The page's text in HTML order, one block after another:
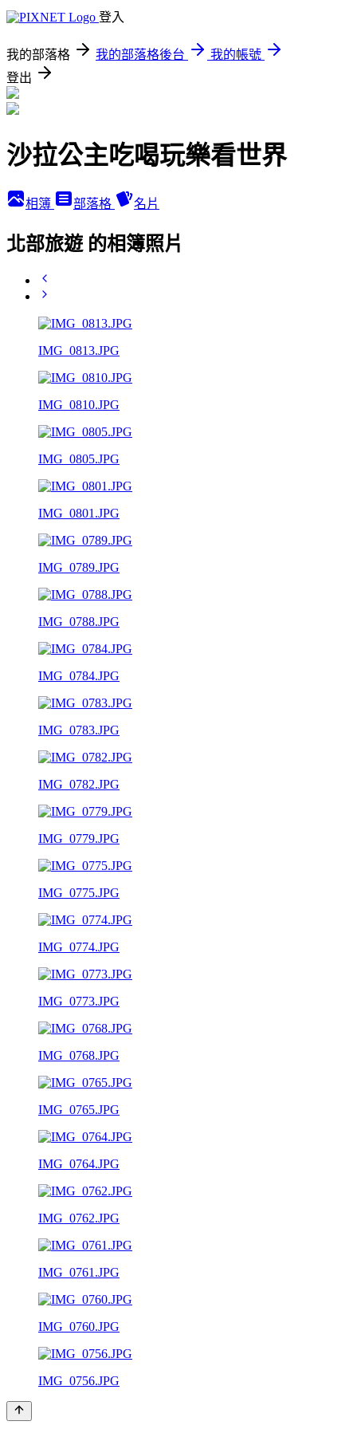
登入
我的部落格 我的部落格後台
我的帳號
登出
沙拉公主吃喝玩樂看世界
相簿 部落格 名片
北部旅遊 的相簿照片
IMG_0813.JPG
IMG_0810.JPG
IMG_0805.JPG
IMG_0801.JPG
IMG_0789.JPG
IMG_0788.JPG
IMG_0784.JPG
IMG_0783.JPG
IMG_0782.JPG
IMG_0779.JPG
IMG_0775.JPG
IMG_0774.JPG
IMG_0773.JPG
IMG_0768.JPG
IMG_0765.JPG
IMG_0764.JPG
IMG_0762.JPG
IMG_0761.JPG
IMG_0760.JPG
IMG_0756.JPG